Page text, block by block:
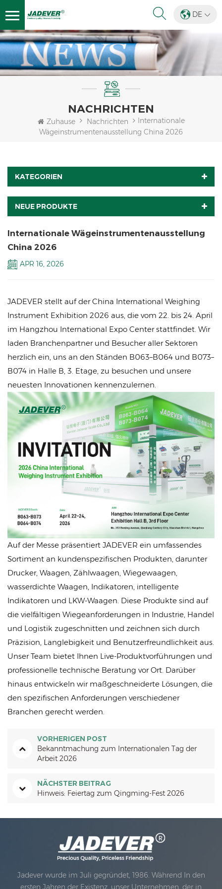
DE
NACHRICHTEN
Zuhause Nachrichten
Internationale
Wägeinstrumentenausstellung China 2026
KATEGORIEN
NEUE PRODUKTE
Internationale Wägeinstrumentenausstellung
China 2026
APR 16, 2026
JADEVER stellt auf der China International Weighing
Instrument Exhibition 2026 aus, die vom 22. bis 24. April
im Hangzhou International Expo Center stattfindet. Wir
laden Branchenpartner und Besucher aller Sektoren
herzlich ein, uns an den Ständen B063–B064 und B073–
B074 in Halle B, 3. Etage, zu besuchen und unsere
neuesten Innovationen kennenzulernen.
Auf der Messe präsentiert JADEVER ein umfassendes
Sortiment an kundenspezifischen Produkten, darunter
Drucker, Waagen, Zählwaagen, Wiegewaagen,
wasserdichte Waagen, Indikatoren, intelligente
Indikatoren und LKW-Waagen. Diese Produkte sind auf
die vielfältigen Wiegeanforderungen in Industrie, Handel
und Logistik zugeschnitten und zeichnen sich durch
Präzision, Langlebigkeit und Benutzerfreundlichkeit aus.
Unser Team bietet Ihnen Live-Produktvorführungen und
professionelle technische Beratung vor Ort. Darüber
hinaus entwickeln wir maßgeschneiderte Lösungen, die
den spezifischen Anforderungen verschiedener
Branchen gerecht werden.
VORHERIGEN POST
Bekanntmachung zum Internationalen Tag der
Arbeit 2026
NÄCHSTER BEITRAG
Hinweis: Feiertag zum Qingming-Fest 2026
Jadever wurde im Juli gegründet, 1986. Während In den
ersten Jahren der Existenz, unser Unternehmen, der in